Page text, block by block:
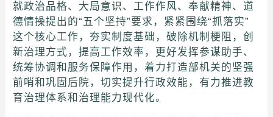
就政治品格、大局意识、工作作风、奉献精神、道
德情操提出的“五个坚持”要求，紧紧围绕“抓落实”
这个核心工作，夯实制度基础，破除机制梗阻，创
新治理方式，提高工作效率，更好发挥参谋助手、
统筹协调和服务保障作用，着力打造部机关的坚强
前哨和巩固后院，切实提升行政效能，有力推进教
育治理体系和治理能力现代化。